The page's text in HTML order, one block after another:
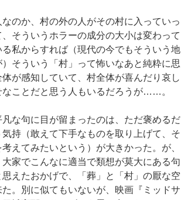
のか、村の外の人がその村に入っていっ
そういうホラーの成分の大小は変わって
私からすれば（現代の今でもそういう地
そういう「村」って怖いなあと純粋に思
が感知していて、村全体が喜んだり哀し
なことだと思う人もいるだろうが……。
な句に目が留まったのは、ただ褒めるだ
持（敢えて下手なものを取り上げて、そ
えてみたいという）が大きかった。が、
家でこんなに適当で類想が莫大にある句
えたおかげで、「葬」と「村」の厭な空
。別に似てもいないが、映画『ミッドサ